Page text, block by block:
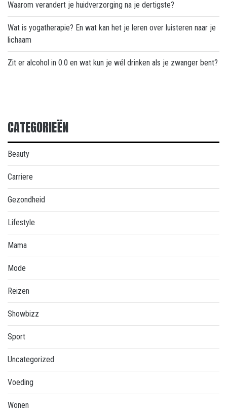
Waarom verandert je huidverzorging na je dertigste?
Wat is yogatherapie? En wat kan het je leren over luisteren naar je
lichaam
Zit er alcohol in 0.0 en wat kun je wél drinken als je zwanger bent?
CATEGORIEËN
Beauty
Carriere
Gezondheid
Lifestyle
Mama
Mode
Reizen
Showbizz
Sport
Uncategorized
Voeding
Wonen